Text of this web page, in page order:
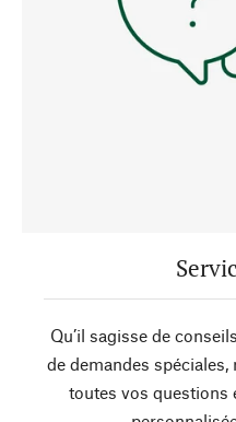
Qu’il sagisse de
de demandes
toutes vos questions